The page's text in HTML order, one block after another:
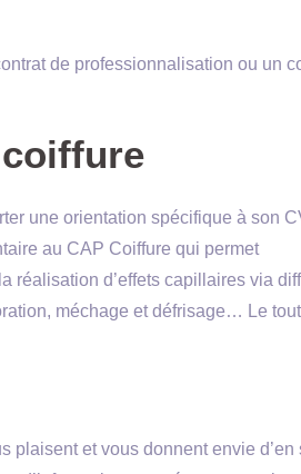
de professionnalisation ou un
une orientation spécifique à son
au CAP Coiffure qui permet
réalisation d’effets capillaires via
méchage et défrisage… Le tout
plaisent et vous donnent envie d’en